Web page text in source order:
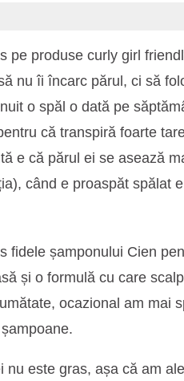
pe produse curly girl
nu îi încarc părul, ci să
o spăl o dată pe
că transpiră foarte
e că părul ei se asează
când e proaspăt spălat
fidele șamponului Cien
și o formulă cu care
ocazional am mai
nu este gras, așa că am